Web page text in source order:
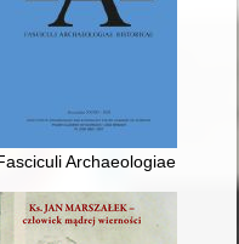
: historycznoliterackie
Archaeologiae